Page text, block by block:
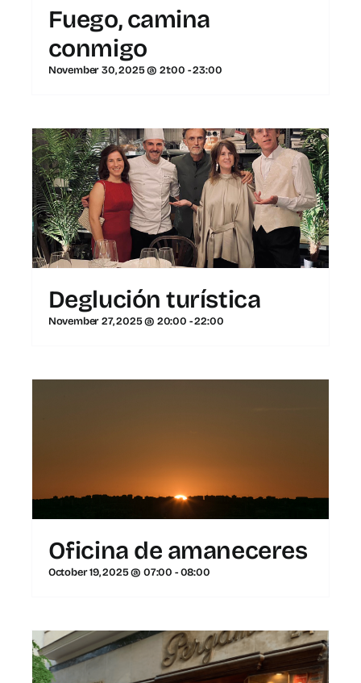
Fuego, camina
conmigo
November 30, 2025 @ 21:00 -23:00
Deglución turística
November 27, 2025 @ 20:00 -22:00
Oficina de amaneceres
October 19, 2025 @ 07:00 -08:00